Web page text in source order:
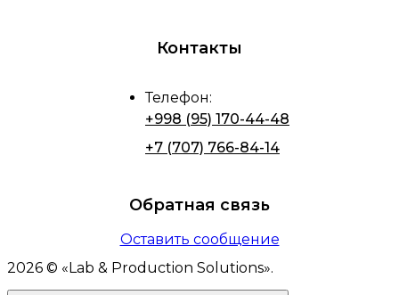
Контакты
Телефон:
+998 (95) 170-44-48
+7 (707) 766-84-14
Обратная связь
Оставить сообщение
2026 © « Lab & Production Solutions».